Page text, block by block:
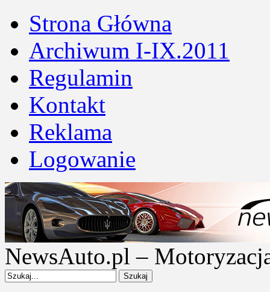
Strona Główna
Archiwum I-IX.2011
Regulamin
Kontakt
Reklama
Logowanie
NewsAuto.pl –